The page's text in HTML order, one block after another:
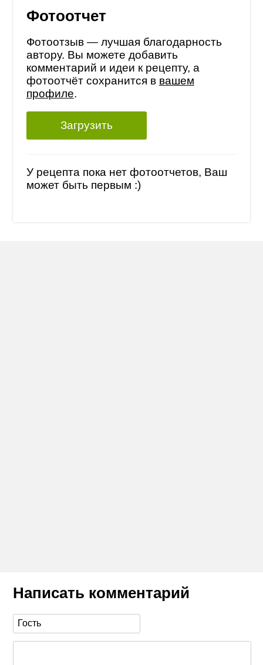
Фотоотчет
Фотоотзыв — лучшая благодарность
автору. Вы можете добавить
комментарий и идеи к рецепту, а
фотоотчёт сохранится в вашем
профиле.
Загрузить
У рецепта пока нет фотоотчетов, Ваш
может быть первым :)
Написать комментарий